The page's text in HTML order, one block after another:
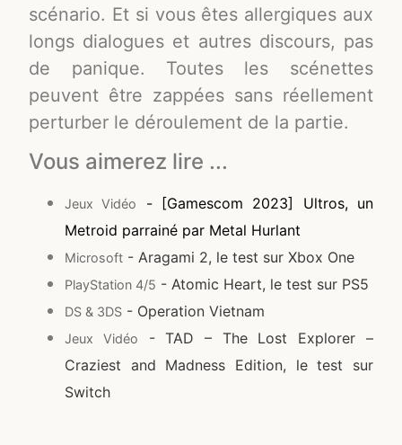
scénario. Et si vous êtes allergiques aux
longs dialogues et autres discours, pas
de panique. Toutes les scénettes
peuvent être zappées sans réellement
perturber le déroulement de la partie.
Vous aimerez lire ...
Jeux Vidéo
- [Gamescom 2023] Ultros, un
Metroid parrainé par Metal Hurlant
Microsoft - Aragami 2, le test sur Xbox One
PlayStation 4/5 - Atomic Heart, le test sur PS5
DS & 3DS - Operation Vietnam
Jeux Vidéo
- TAD – The Lost Explorer –
Craziest and Madness Edition, le test sur
Switch